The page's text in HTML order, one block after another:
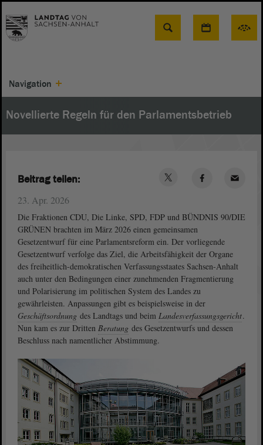
Suche
Navigation
Novellierte Regeln für den Parlamentsbetrieb
23. Apr. 2026
Die Fraktionen CDU, Die Linke, SPD, FDP und BÜNDNIS 90/DIE
GRÜNEN brachten im März 2026 einen gemeinsamen
Gesetzentwurf für eine Parlamentsreform ein. Der vorliegende
Gesetzentwurf verfolge das Ziel, die Arbeitsfähigkeit der Organe
des freiheitlich-demokratischen Verfassungsstaates Sachsen-Anhalt
auch unter den Bedingungen einer zunehmenden Fragmentierung
und Polarisierung im politischen System des Landes zu
gewährleisten. Anpassungen gibt es beispielsweise in der
Geschäftsordnung des Landtags und beim Landesverfassungsgericht.
Nun kam es zur Dritten Beratung des Gesetzentwurfs und dessen
Beschluss nach namentlicher Abstimmung.
Beitrag teilen: